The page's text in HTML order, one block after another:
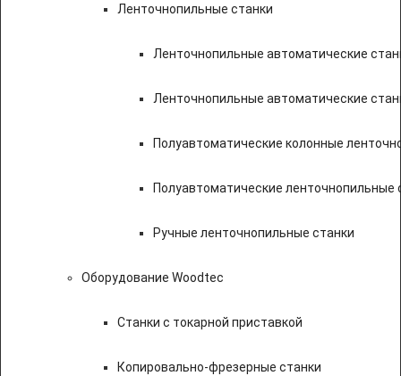
Ленточнопильные станки
Ленточнопильные автоматические
Ленточнопильные автоматические
Полуавтоматические колонные
Полуавтоматические ленточнопильные
Ручные ленточнопильные станки
Оборудование Woodtec
Станки с токарной приставкой
Копировально-фрезерные станки